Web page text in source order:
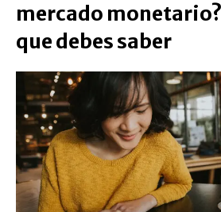
mercado
que debes saber